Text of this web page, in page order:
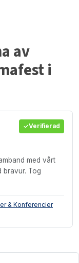
av
i
Verifierad
med vårt
bravur. Tog
& Konferencier